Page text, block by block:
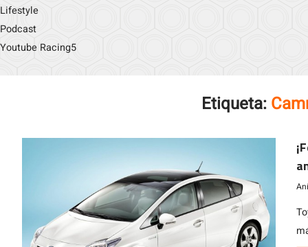
Lifestyle
Podcast
Youtube Racing5
Etiqueta: